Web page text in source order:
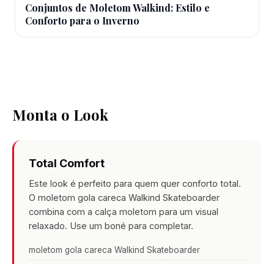
Conjuntos de Moletom Walkind: Estilo e
Conforto para o Inverno
Monta o Look
Total Comfort
Este look é perfeito para quem quer conforto total.
O moletom gola careca Walkind Skateboarder
combina com a calça moletom para um visual
relaxado. Use um boné para completar.
moletom gola careca Walkind Skateboarder